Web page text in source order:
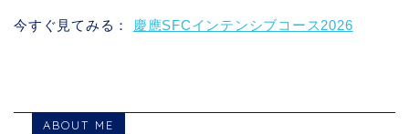
今すぐ見てみる： 慶應SFCインテンシブコース2026
ABOUT ME